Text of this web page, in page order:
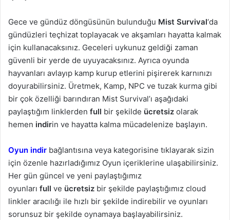
Gece ve gündüz döngüsünün bulunduğu Mist Survival‘da
gündüzleri teçhizat toplayacak ve akşamları hayatta kalmak
için kullanacaksınız. Geceleri uykunuz geldiği zaman
güvenli bir yerde de uyuyacaksınız. Ayrıca oyunda
hayvanları avlayıp kamp kurup etlerini pişirerek karnınızı
doyurabilirsiniz. Üretmek, Kamp, NPC ve tuzak kurma gibi
bir çok özelliği barındıran Mist Survival’ı aşağıdaki
paylaştığım linklerden full bir şekilde ücretsiz olarak
hemen indirin ve hayatta kalma mücadelenize başlayın.
Oyun indir bağlantısına veya kategorisine tıklayarak sizin
için özenle hazırladığımız Oyun içeriklerine ulaşabilirsiniz.
Her gün güncel ve yeni paylaştığımız
oyunları full ve ücretsiz bir şekilde paylaştığımız cloud
linkler aracılığı ile hızlı bir şekilde indirebilir ve oyunları
sorunsuz bir şekilde oynamaya başlayabilirsiniz.